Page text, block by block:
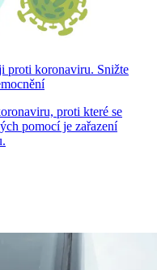
proti koronaviru. Snižte
proti které se
pomocí je zařazení